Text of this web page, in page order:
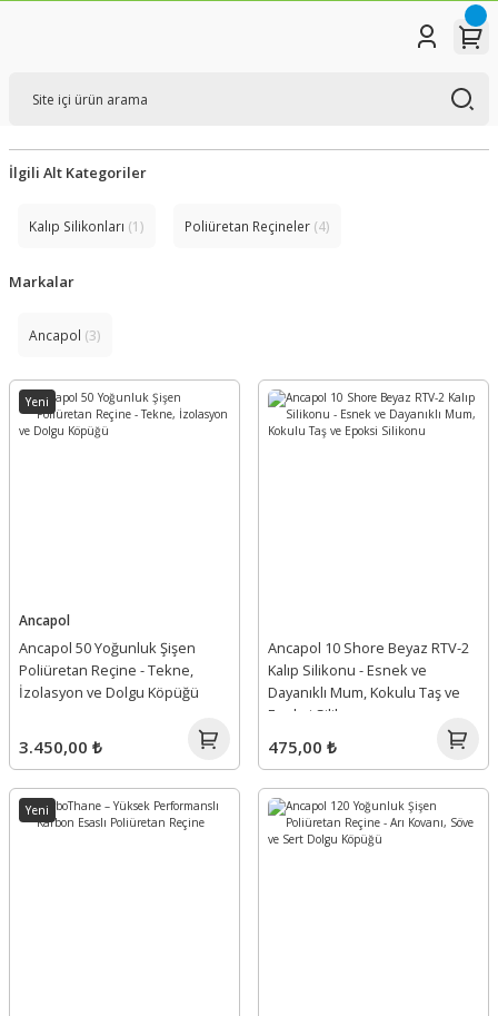
İlgili Alt Kategoriler
Kalıp Silikonları (1) Poliüretan Reçineler (4)
Markalar
Ancapol (3)
Yeni
Ancapol
Ancapol 50 Yoğunluk Şişen
Poliüretan Reçine - Tekne,
İzolasyon ve Dolgu Köpüğü
3.450,00 ₺
Ancapol 10 Shore Beyaz RTV-2
Kalıp Silikonu - Esnek ve
Dayanıklı Mum, Kokulu Taş ve
Epoksi Silikonu
475,00 ₺
Yeni